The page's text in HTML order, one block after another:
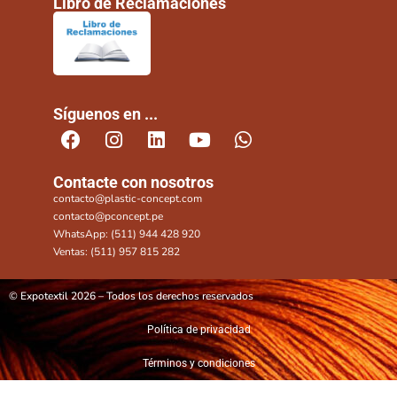
Síguenos en ...
Contacte con nosotros
contacto@plastic-concept.com
contacto@pconcept.pe
WhatsApp: (511) 944 428 920
Ventas: (511) 957 815 282
© Expotextil 2026 – Todos los derechos reservados
Política de privacidad
Términos y condiciones